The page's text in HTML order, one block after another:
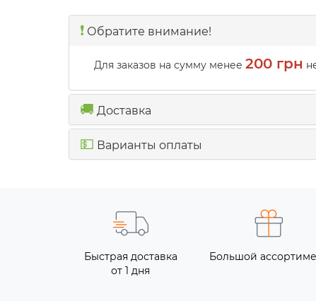
❗️ Обратите внимание!
Для заказов на сумму менее 200 грн
🚚 Доставка
💵 Варианты оплаты
Быстрая доставка
от 1 дня
Большой